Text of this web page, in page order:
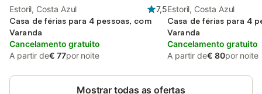
Estoril, Costa Azul
7,5
Casa de férias para 4 pessoas, com
Varanda
Cancelamento gratuito
A partir de€ 77por noite
Estoril, Costa Azul
Casa de férias para 4
Varanda
Cancelamento gratuito
A partir de€ 80por noite
Mostrar todas as ofertas